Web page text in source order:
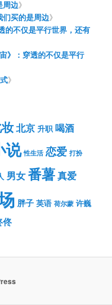
周边》
买的是周边》
的不仅是平行世界，还有
》：穿透的不仅是平行
》
北京 升职 喝酒
说 性生活 恋爱 打扮
男女番薯真爱
胖子 英语 荷尔蒙 许巍
佟